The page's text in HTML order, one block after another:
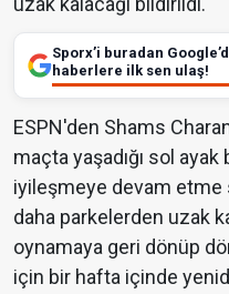
Sporx’i buradan
haberlere ilk sen ulaş!
ESPN'den Shams
maçta yaşadığı sol
iyileşmeye devam
daha parkelerden uzak
oynamaya geri dönüp
için bir hafta içinde